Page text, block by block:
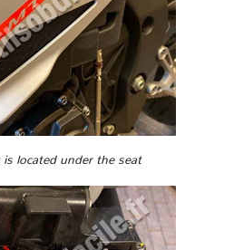
is located under the seat